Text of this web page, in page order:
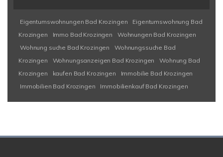
Eigentumswohnungen Bad Krozingen
Eigentumswohnung Bad
Krozingen
Immo Bad Krozingen
Wohnungen Bad Krozingen
Wohnung suche Bad Krozingen
Wohnungssuche Bad
Krozingen
Wohnungsanzeigen Bad Krozingen
Wohnung Bad
Krozingen
kaufen Bad Krozingen
Immobilie Bad Krozingen
Immobilien Bad Krozingen
Immobilienkauf Bad Krozingen